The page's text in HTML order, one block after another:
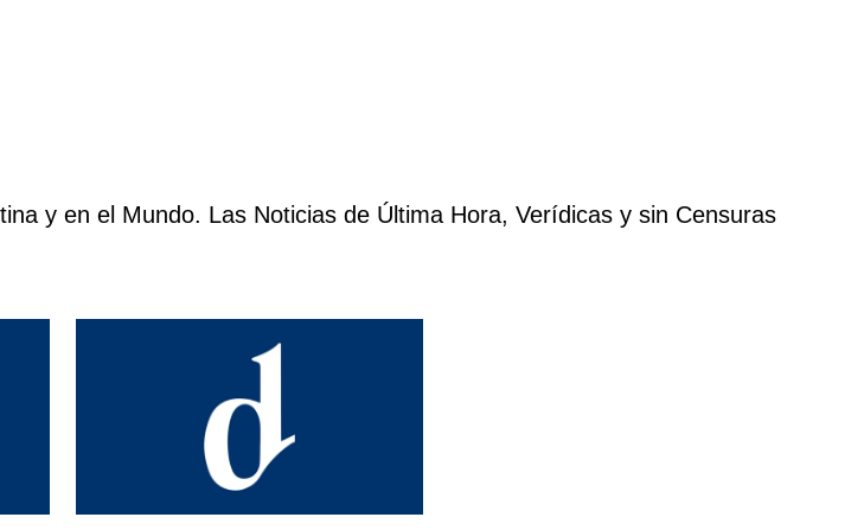
y en el Mundo. Las Noticias de Última Hora, Verídicas y sin Censuras